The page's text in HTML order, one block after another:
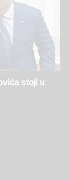
stoji u